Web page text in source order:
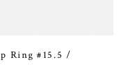
Ring #15.5 /